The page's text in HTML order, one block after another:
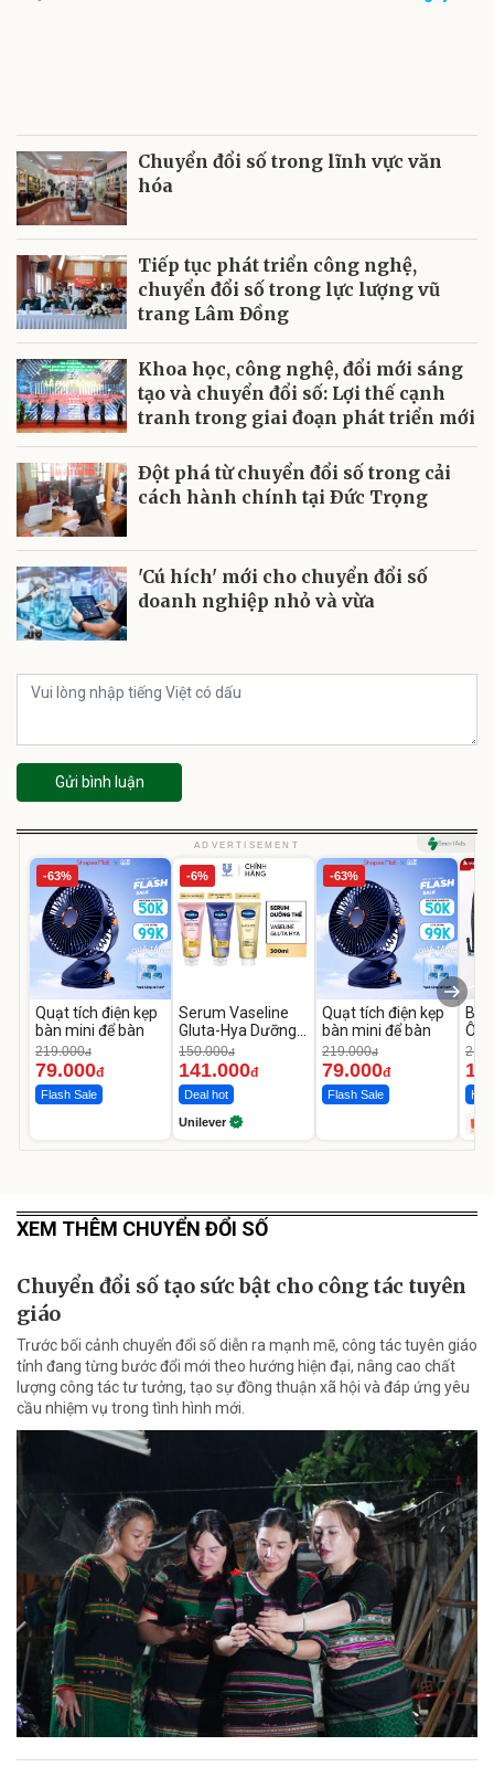
Chuyển đổi số trong lĩnh vực văn
hóa
Tiếp tục phát triển công nghệ,
chuyển đổi số trong lực lượng vũ
trang Lâm Đồng
Khoa học, công nghệ, đổi mới sáng
tạo và chuyển đổi số: Lợi thế cạnh
tranh trong giai đoạn phát triển mới
Ðột phá từ chuyển đổi số trong cải
cách hành chính tại Ðức Trọng
'Cú hích' mới cho chuyển đổi số
doanh nghiệp nhỏ và vừa
Gửi bình luận
ADVERTISEMENT
-63%
Quạt tích điện kẹp
bàn mini để bàn
219.000đ
79.000đ
Flash Sale
-6%
Serum Vaseline
Gluta-Hya Dưỡng
Da Sáng Mịn Sau 7
Ngày
150.000đ
141.000đ
Deal hot
Unilever
-63%
Quạt tích điện kẹp
bàn mini để bàn
219.000đ
79.000đ
Flash Sale
Ô
Hot
XEM THÊM CHUYỂN ĐỔI SỐ
Chuyển đổi số tạo sức bật cho công tác tuyên
giáo
Trước bối cảnh chuyển đổi số diễn ra mạnh mẽ, công tác tuyên giáo
tỉnh đang từng bước đổi mới theo hướng hiện đại, nâng cao chất
lượng công tác tư tưởng, tạo sự đồng thuận xã hội và đáp ứng yêu
cầu nhiệm vụ trong tình hình mới.